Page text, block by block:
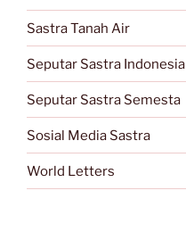
Sastra Tanah Air
Seputar Sastra Indonesia
Seputar Sastra Semesta
Sosial Media Sastra
World Letters